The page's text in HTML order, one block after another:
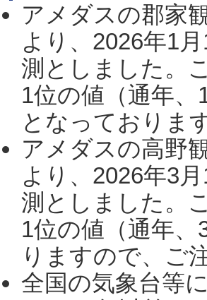
アメダスの郡家
より、2026年1
測としました。
1位の値（通年
となっておりま
アメダスの高野
より、2026年3
測としました。
1位の値（通年
りますので、ご
全国の気象台等